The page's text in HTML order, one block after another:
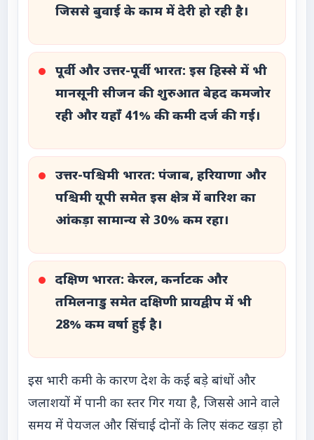
जिससे बुवाई के काम में देरी हो रही है।
पूर्वी और उत्तर-पूर्वी भारत: इस हिस्से में भी
मानसूनी सीजन की शुरुआत बेहद कमजोर
रही और यहाँ 41% की कमी दर्ज की गई।
उत्तर-पश्चिमी भारत: पंजाब, हरियाणा और
पश्चिमी यूपी समेत इस क्षेत्र में बारिश का
आंकड़ा सामान्य से 30% कम रहा।
दक्षिण भारत: केरल, कर्नाटक और
तमिलनाडु समेत दक्षिणी प्रायद्वीप में भी
28% कम वर्षा हुई है।
इस भारी कमी के कारण देश के कई बड़े बांधों और
जलाशयों में पानी का स्तर गिर गया है, जिससे आने वाले
समय में पेयजल और सिंचाई दोनों के लिए संकट खड़ा हो